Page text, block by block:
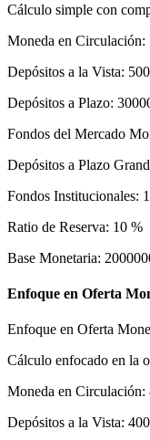
Cálculo simple con
Moneda en Circulación:
Depósitos a la Vista:
Depósitos a Plazo:
Fondos del Mercado
Depósitos a Plazo
Fondos Institucionales:
Ratio de Reserva: 10 %
Base Monetaria:
Enfoque en Oferta
Enfoque en Oferta
Cálculo enfocado en la
Moneda en Circulación:
Depósitos a la Vista: